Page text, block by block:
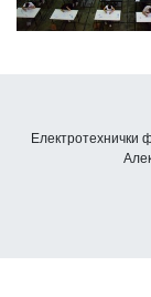
Електротехнички